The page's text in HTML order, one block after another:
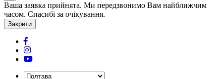
Ваша заявка прийнята. Ми передзвонимо Вам найближчим
часом. Спасибі за очікування.
Закрити